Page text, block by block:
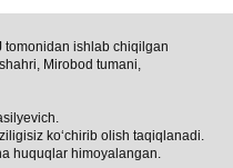
tomonidan ishlab chiqilgan
Mirobod tumani,
koʻchirib olish taqiqlanadi.
huquqlar himoyalangan.